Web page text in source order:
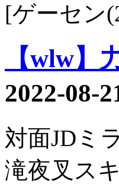
[ゲーセン
【wlw】
2022-08-
対面JDミ
滝夜叉ス